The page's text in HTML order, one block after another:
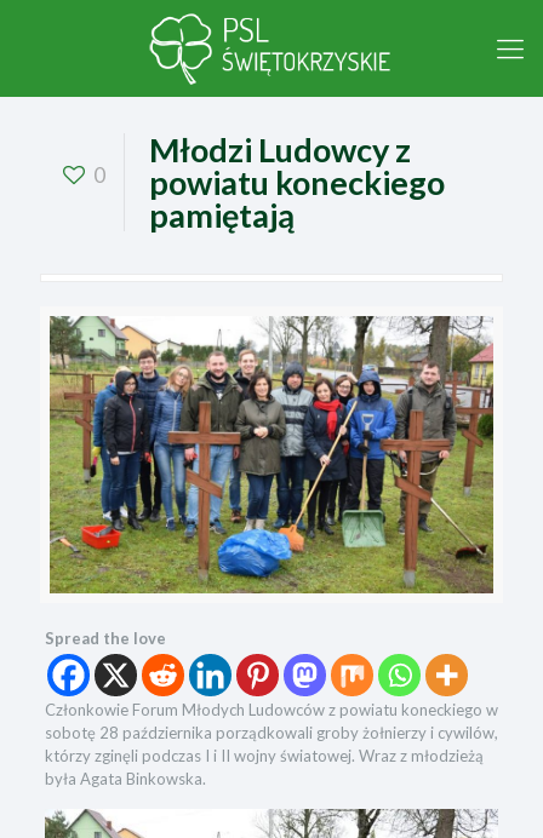
0
Młodzi Ludowcy z
powiatu koneckiego
pamiętają
Spread the love
Członkowie Forum Młodych Ludowców z powiatu koneckiego w
sobotę 28 października porządkowali groby żołnierzy i cywilów,
którzy zginęli podczas I i II wojny światowej. Wraz z młodzieżą
była Agata Binkowska.